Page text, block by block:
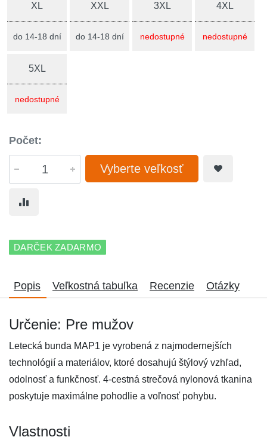
XL
do 14-18 dní
XXL
do 14-18 dní
3XL
nedostupné
4XL
nedostupné
5XL
nedostupné
Počet:
Vyberte veľkosť
DARČEK ZADARMO
Popis Veľkostná tabuľka Recenzie Otázky
Určenie: Pre mužov
Letecká bunda MAP1 je vyrobená z najmodernejších
technológií a materiálov, ktoré dosahujú štýlový vzhľad,
odolnosť a funkčnosť. 4-cestná strečová nylonová tkanina
poskytuje maximálne pohodlie a voľnosť pohybu.
Vlastnosti